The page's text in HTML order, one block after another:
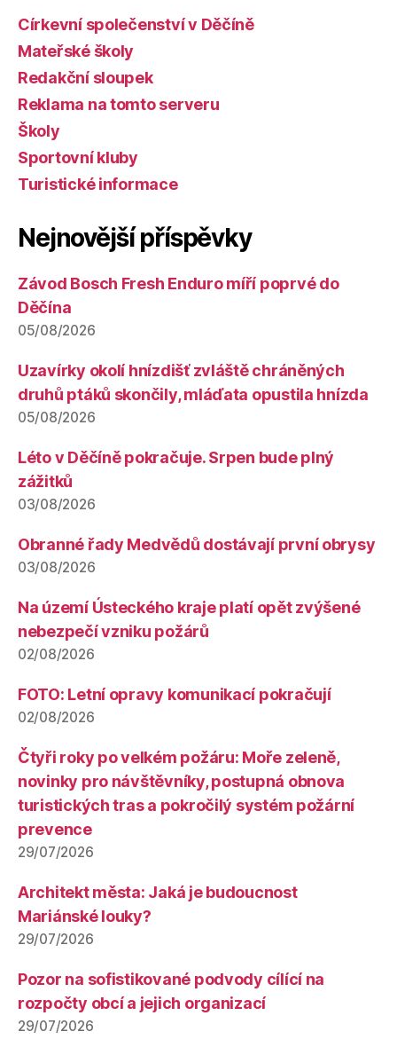
Církevní společenství v Děčíně
Mateřské školy
Redakční sloupek
Reklama na tomto serveru
Školy
Sportovní kluby
Turistické informace
Nejnovější příspěvky
Závod Bosch Fresh Enduro míří poprvé do
Děčína
05/08/2026
Uzavírky okolí hnízdišť zvláště chráněných
druhů ptáků skončily, mláďata opustila hnízda
05/08/2026
Léto v Děčíně pokračuje. Srpen bude plný
zážitků
03/08/2026
Obranné řady Medvědů dostávají první obrysy
03/08/2026
Na území Ústeckého kraje platí opět zvýšené
nebezpečí vzniku požárů
02/08/2026
FOTO: Letní opravy komunikací pokračují
02/08/2026
Čtyři roky po velkém požáru: Moře zeleně,
novinky pro návštěvníky, postupná obnova
turistických tras a pokročilý systém požární
prevence
29/07/2026
Architekt města: Jaká je budoucnost
Mariánské louky?
29/07/2026
Pozor na sofistikované podvody cílící na
rozpočty obcí a jejich organizací
29/07/2026